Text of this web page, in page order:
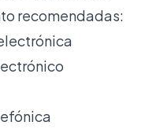
recomendadas: